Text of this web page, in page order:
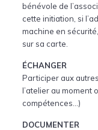
bénévole de
cette initiation, si
machine en
sur sa carte.
ÉCHANGER
Participer aux
l’atelier au moment
compétences…)
DOCUMENTER